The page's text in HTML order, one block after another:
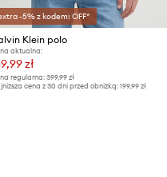
-5% z kodem: OFF*
Klein polo
aktualna:
zł
regularna: 399,99 zł
cena z 30 dni przed obniżką: 199,99 zł